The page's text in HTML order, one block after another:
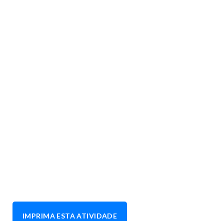
IMPRIMA ESTA ATIVIDADE